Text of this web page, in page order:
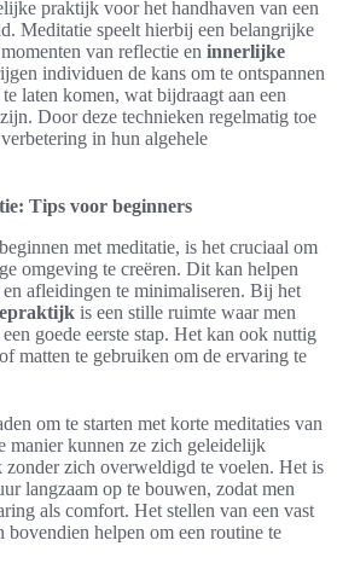
praktijk voor het handhaven van een
Meditatie speelt hierbij een belangrijke
van reflectie en innerlijke
individuen de kans om te ontspannen
laten komen, wat bijdraagt aan een
Door deze technieken regelmatig toe
in hun algehele
Tips voor beginners
met meditatie, is het cruciaal om
omgeving te creëren. Dit kan helpen
afleidingen te minimaliseren. Bij het
is een stille ruimte waar men
goede eerste stap. Het kan ook nuttig
matten te gebruiken om de ervaring te
om te starten met korte meditaties van
manier kunnen ze zich geleidelijk
zonder zich overweldigd te voelen. Het is
langzaam op te bouwen, zodat men
als comfort. Het stellen van een vast
helpen om een routine te